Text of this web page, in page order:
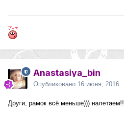
Anastasiya_bin
Опубликовано 16 июня, 2016
Други, рамок всё меньше))) налетаем!!